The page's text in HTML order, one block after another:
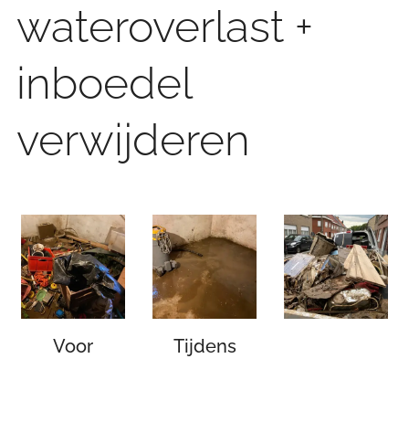
wateroverlast +
inboedel
verwijderen
Voor Tijdens